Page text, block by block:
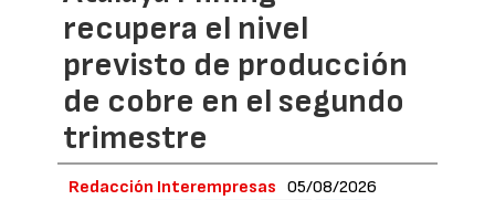
recupera el nivel
previsto de producción
de cobre en el segundo
trimestre
Redacción Interempresas 05/08/2026